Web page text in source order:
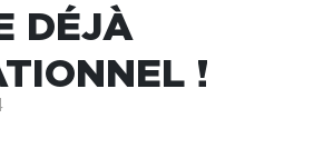
DÉJÀ
!